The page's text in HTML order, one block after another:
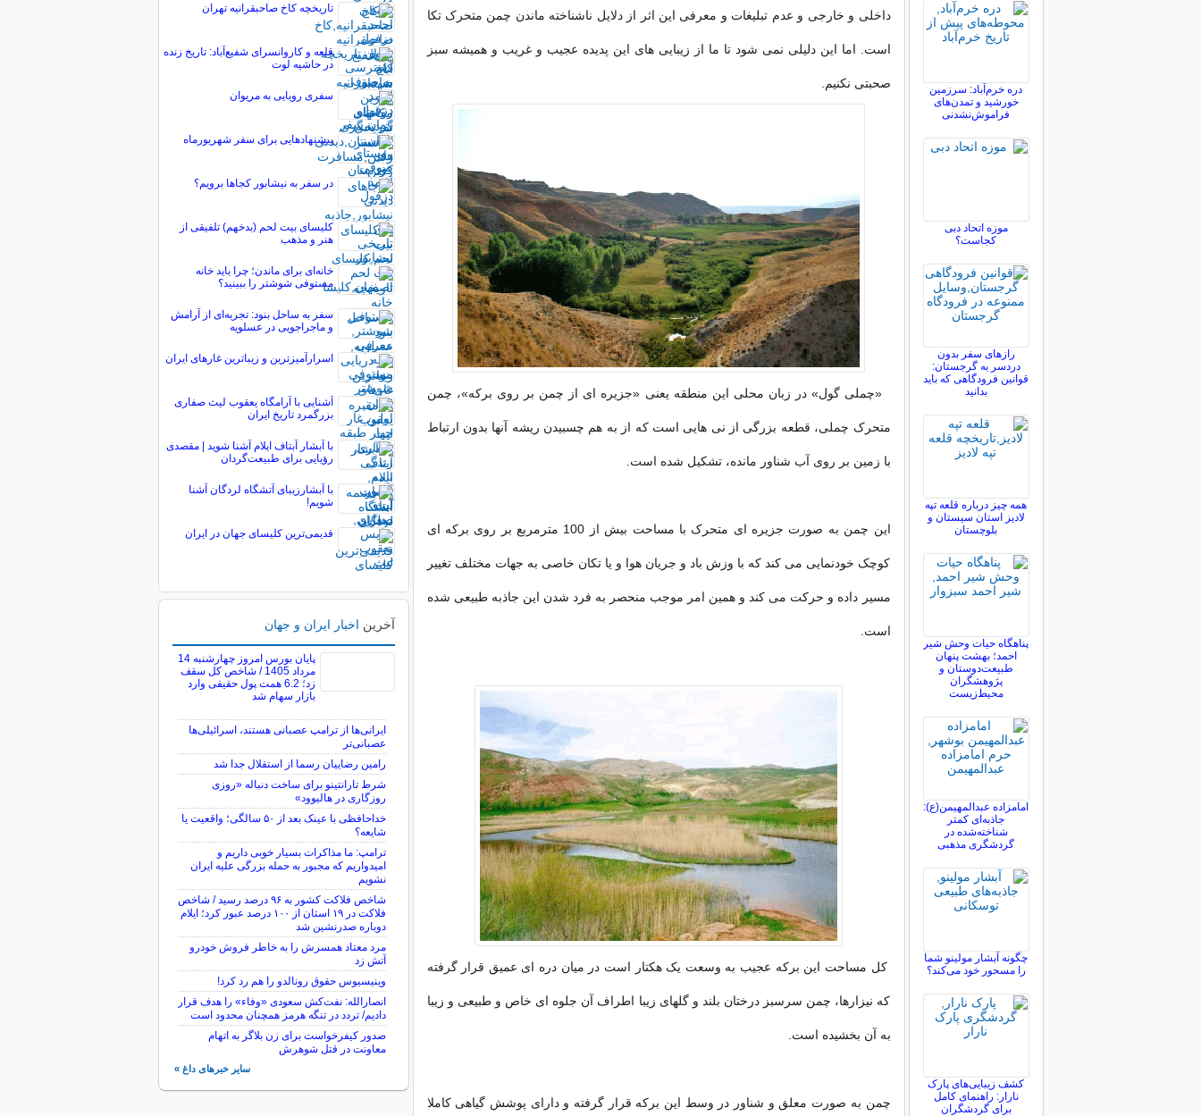
داخلی و خارجی و عدم تبلیغات و معرفی این اثر از دلایل ناشناخته ماندن چمن متحرک تکا
است. اما این دلیلی نمی شود تا ما از زیبایی های این پدیده عجیب و غریب و همیشه سبز
صحبتی نکنیم.
«چملی گول» در زبان محلی این منطقه یعنی «جزیره ای از چمن بر روی برکه»، چمن
متحرک چملی، قطعه بزرگی از نی هایی است که از به هم چسبیدن ریشه آنها بدون ارتباط
با زمین بر روی آب شناور مانده، تشکیل شده است.
این چمن به صورت جزیره ای متحرک با مساحت بیش از 100 مترمربع بر روی برکه ای
کوچک خودنمایی می کند که با وزش باد و جریان هوا و یا تکان خاصی به جهات مختلف تغییر
مسیر داده و حرکت می کند و همین امر موجب منحصر به فرد شدن این جاذبه طبیعی شده
است.
کل مساحت این برکه عجیب به وسعت یک هکتار است در میان دره ای عمیق قرار گرفته
که نیزارها، چمن سرسبز درختان بلند و گلهای زیبا اطراف آن جلوه ای خاص و طبیعی و زیبا
به آن بخشیده است.
چمن به صورت معلق و شناور در وسط این برکه قرار گرفته و دارای پوشش گیاهی کاملا
دره خرم‌آباد: سرزمین
خورشید و تمدن‌های
فراموش‌نشدنی
موزه اتحاد دبی
کجاست؟
رازهای سفر بدون
دردسر به گرجستان:
قوانین فرودگاهی که باید
بدانید
همه چیز درباره قلعه تپه
لادیز استان سیستان و
بلوچستان
پناهگاه حیات وحش شیر
احمد؛ بهشت پنهان
طبیعت‌دوستان و
پژوهشگران
محیط‌زیست
امامزاده عبدالمهیمن(ع):
جاذبه‌ای کمتر
شناخته‌شده در
گردشگری مذهبی
چگونه آبشار مولینو شما
را مسحور خود می‌کند؟
کشف زیبایی‌های پارک
نارار: راهنمای کامل
برای گردشگران
تاریخچه کاخ صاحبقرانیه تهران
قلعه و کاروانسرای شفیع‌آباد: تاریخ زنده
در حاشیه لوت
سفری رویایی به مریوان
پیشنهادهایی برای سفر شهریورماه
در سفر به نیشابور کجاها برویم؟
کلیسای بیت لحم (بدخهم) تلفیقی از
هنر و مذهب
خانه‌ای برای ماندن؛ چرا باید خانه
مستوفی شوشتر را ببینید؟
سفر به ساحل بنود: تجربه‌ای از آرامش
و ماجراجویی در عسلویه
اسرارآمیزترین و زیباترین غارهای ایران
آشنایی با آرامگاه یعقوب لیث صفاری
بزرگمرد تاریخ ایران
با آبشار آبتاف ایلام آشنا شوید | مقصدی
رؤیایی برای طبیعت‌گردان
با آبشارزیبای آتشگاه لردگان آشنا
شویم!
قدیمی‌ترین كلیسای جهان در ایران
آخرین اخبار ایران و جهان
پایان بورس امروز چهارشنبه 14
مرداد 1405 / شاخص کل سقف
زد؛ 6.2 همت پول حقیقی وارد
بازار سهام شد
ایرانی‌ها از ترامپ عصبانی هستند، اسرائیلی‌ها
عصبانی‌تر
رامین رضاییان رسما از استقلال جدا شد
شرط تارانتینو برای ساخت دنباله «روزی
روزگاری در هالیوود»
خداحافظی با عینک بعد از ۵۰ سالگی؛ واقعیت یا
شایعه؟
ترامپ: ما مذاکرات بسیار خوبی داریم و
امیدواریم که مجبور به حمله بزرگی علیه ایران
نشویم
شاخص فلاکت کشور به ۹۶ درصد رسید / شاخص
فلاکت در ۱۹ استان از ۱۰۰ درصد عبور کرد؛ ایلام
دوباره صدرنشین شد
مرد معتاد همسرش را به خاطر فروش خودرو
آتش زد
وینیسیوس حقوق رونالدو را هم رد کرد!
انصارالله: نفت‌کش سعودی «وفاء» را هدف قرار
دادیم/ تردد در تنگه هرمز همچنان محدود است
صدور کیفرخواست برای زن بلاگر به اتهام
معاونت در قتل شوهرش
سایر خبرهای داغ »